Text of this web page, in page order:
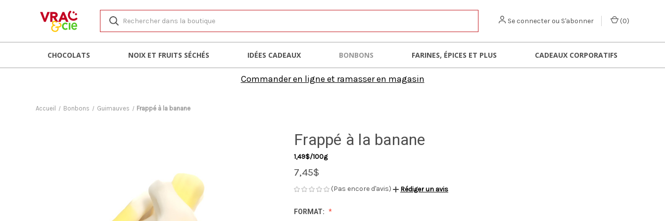
Se connecter ou S'abonner (0)
CHOCOLATS NOIX ET FRUITS SÉCHÉS IDÉES CADEAUX BONBONS FARINES, ÉPICES ET PLUS CADEAUX CORPORATIFS
Commander en ligne et ramasser en magasin
Accueil Bonbons Guimauves Frappé à la banane
Frappé à la banane
1,49$/100g
7,45$
(Pas encore d'avis) Rédiger un avis
FORMAT: